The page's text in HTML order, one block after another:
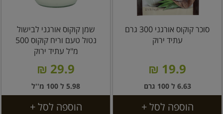
סוכר קוקוס אורגני 300 גרם
עתיד ירוק
19.9 ₪
6.63 ל 100 גרם
הוספה לסל +
שמן קוקוס אורגני לבישול
נטול טעם וריח קוקוס 500
מ"ל עתיד ירוק
29.9 ₪
5.98 ל 100 מ''ל
הוספה לסל +